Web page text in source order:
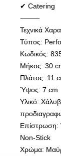
✔ Catering
⸻
Τεχνικά
Τύπος:
Κωδικός:
Μήκος: 30
Πλάτος: 11
Ύψος: 7 cm
Υλικό:
Επίστρωση:
Non-Stick
Χρώμα: